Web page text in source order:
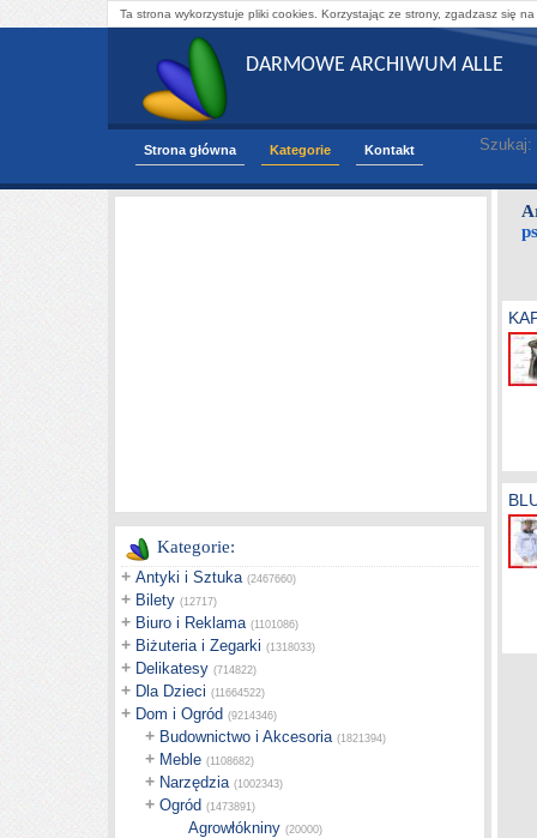
Ta strona wykorzystuje pliki cookies. Korzystając ze strony, zgadzasz się
DARMOWE ARCHIWUM ALLE
Strona główna Kategorie Kontakt Szukaj:
Kategorie:
+ Antyki i Sztuka (2467660)
+ Bilety (12717)
+ Biuro i Reklama (1101086)
+ Biżuteria i Zegarki (1318033)
+ Delikatesy (714822)
+ Dla Dzieci (11664522)
+ Dom i Ogród (9214346)
+ Budownictwo i Akcesoria (1821394)
+ Meble (1108682)
+ Narzędzia (1002343)
+ Ogród (1473891)
Agrowłókniny (20000)